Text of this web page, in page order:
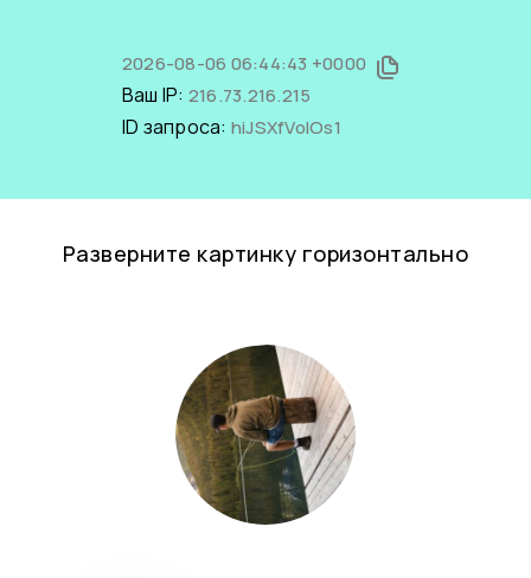
2026-08-06 06:44:43 +0000
Ваш IP: 216.73.216.215
ID запроса: hiJSXfVolOs1
Разверните картинку горизонтально